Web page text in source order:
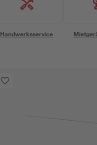
Handwerksservice